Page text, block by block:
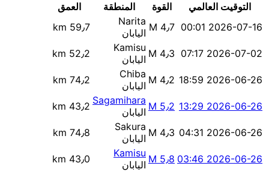
التوقيت العالمي
القوة المنطقة
العمق
2026-07-16 00:01
M 4٫7 Narita
اليابان
59٫7 km
2026-07-02 07:17 M 4٫3 Kamisu
اليابان
52٫2 km
2026-06-26 18:59 M 4٫2 Chiba
اليابان
74٫2 km
2026-06-26 13:29 M 5٫2 Sagamihara
اليابان
43٫2 km
2026-06-26 04:31 M 4٫3 Sakura
اليابان
74٫8 km
2026-06-26 03:46 M 5٫8 Kamisu
اليابان
43٫0 km